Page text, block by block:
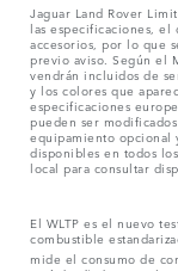
Jaguar Land Rover
las especificaciones, el
accesorios, por lo que
previo aviso. Según el
vendrán incluidos de
y los colores que
especificaciones
pueden ser
equipamiento opcional
disponibles en todos
local para consultar
El WLTP es el nuevo
combustible
mide el consumo de